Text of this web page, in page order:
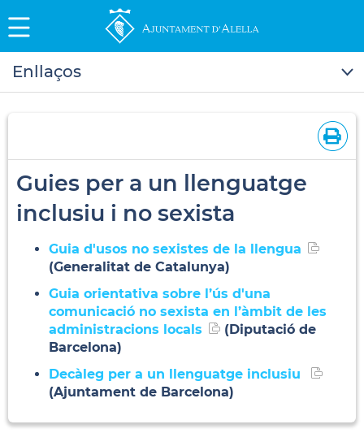
Enllaços
Guies per a un llenguatge
inclusiu i no sexista
Guia d'usos no sexistes de la llengua
(Generalitat de Catalunya)
Guia orientativa sobre l’ús d'una
comunicació no sexista en l’àmbit de les
administracions locals
(Diputació de
Barcelona)
Decàleg per a un llenguatge inclusiu
(Ajuntament de Barcelona)